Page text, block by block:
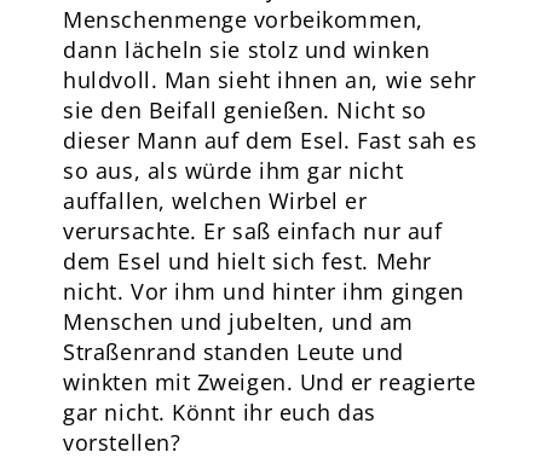
Menschenmenge vorbeikommen,
dann lächeln sie stolz und winken
huldvoll. Man sieht ihnen an, wie sehr
sie den Beifall genießen. Nicht so
dieser Mann auf dem Esel. Fast sah es
so aus, als würde ihm gar nicht
auffallen, welchen Wirbel er
verursachte. Er saß einfach nur auf
dem Esel und hielt sich fest. Mehr
nicht. Vor ihm und hinter ihm gingen
Menschen und jubelten, und am
Straßenrand standen Leute und
winkten mit Zweigen. Und er reagierte
gar nicht. Könnt ihr euch das
vorstellen?